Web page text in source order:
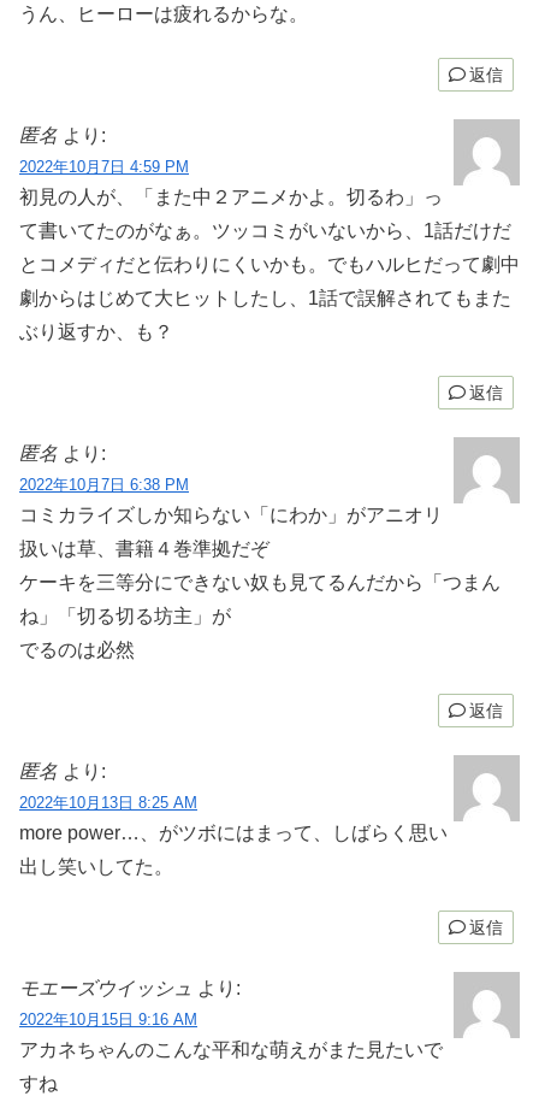
うん、ヒーローは疲れるからな。
返信
匿名 より:
2022年10月7日 4:59 PM
初見の人が、「また中２アニメかよ。切るわ」っ
て書いてたのがなぁ。ツッコミがいないから、1話だけだ
とコメディだと伝わりにくいかも。でもハルヒだって劇中
劇からはじめて大ヒットしたし、1話で誤解されてもまた
ぶり返すか、も？
返信
匿名 より:
2022年10月7日 6:38 PM
コミカライズしか知らない「にわか」がアニオリ
扱いは草、書籍４巻準拠だぞ
ケーキを三等分にできない奴も見てるんだから「つまん
ね」「切る切る坊主」が
でるのは必然
返信
匿名 より:
2022年10月13日 8:25 AM
more power…、がツボにはまって、しばらく思い
出し笑いしてた。
返信
モエーズウイッシュ より:
2022年10月15日 9:16 AM
アカネちゃんのこんな平和な萌えがまた見たいで
すね